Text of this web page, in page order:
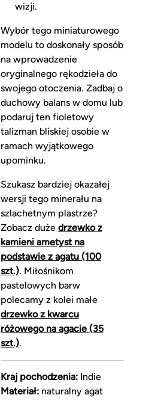
wizji.
Wybór tego miniaturowego
modelu to doskonały sposób
na wprowadzenie
oryginalnego rękodzieła do
swojego otoczenia. Zadbaj o
duchowy balans w domu lub
podaruj ten fioletowy
talizman bliskiej osobie w
ramach wyjątkowego
upominku.
Szukasz bardziej okazałej
wersji tego minerału na
szlachetnym plastrze?
Zobacz duże drzewko z
kamieni ametyst na
podstawie z agatu (100
szt.). Miłośnikom
pastelowych barw
polecamy z kolei małe
drzewko z kwarcu
różowego na agacie (35
szt.).
Kraj pochodzenia:Indie
Materiał:naturalny agat